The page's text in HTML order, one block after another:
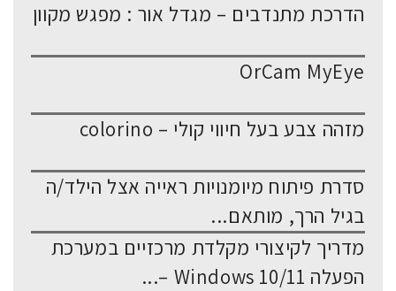
הדרכת מתנדבים – מגדל אור : מפגש מקוון
OrCam MyEye
מזהה צבע בעל חיווי קולי – colorino
סדרת פיתוח מיומנויות ראייה אצל הילד/ה
בגיל הרך, מותאם...
מדריך לקיצורי מקלדת מרכזיים במערכת
הפעלה Windows 10/11 –...